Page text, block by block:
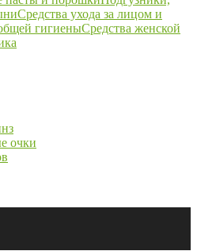
Средства ухода за лицом и
гигиеныСредства женской
очки